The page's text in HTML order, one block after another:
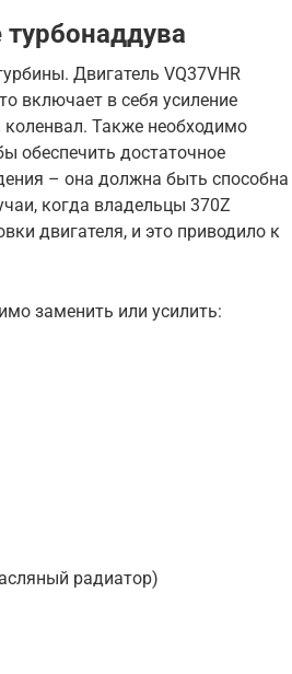
турбонаддува
Двигатель VQ37VHR
включает в себя усиление
Также необходимо
обеспечить достаточное
– она должна быть способна
когда владельцы 370Z
двигателя, и это приводило к
заменить или усилить:
радиатор)